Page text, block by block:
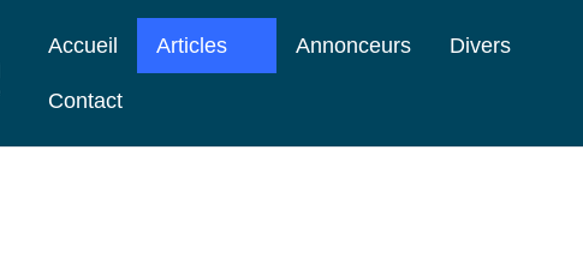
Accueil Articles Annonceurs Divers
Contact